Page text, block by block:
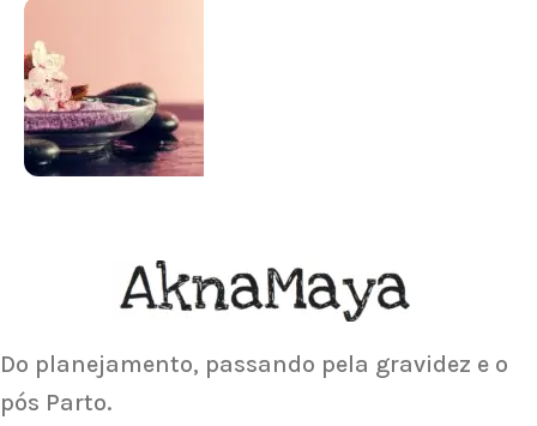
Para antes e depois de engravidar
Saiba Mais
Acupuntura focada para Fertilidade e
Gravidez
Saiba Mais
Do planejamento, passando pela gravidez e o
pós Parto.